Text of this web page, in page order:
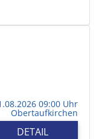
09:00 Uhr
Obertaufkirchen
DETAIL